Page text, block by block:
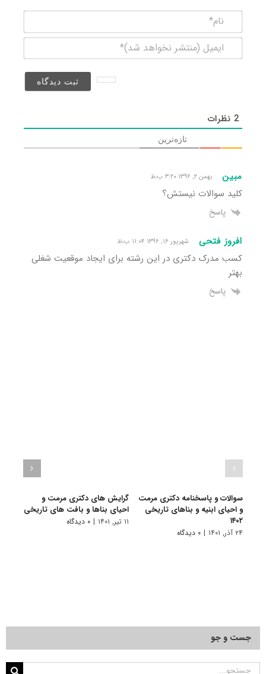
(منتشر
2نظرات
تازه‌ترین
مبین بهمن ۲, ۱۳۹۶ ۳:۲۰ ب٫ظ
کلید سوالات نیستش؟
پاسخ
افروز فتحی شهریور ۱۶, ۱۳۹۶ ۱۱:۰۴ ب٫ظ
کسب مدرک دکتری در این رشته برای ایجاد موقعیت شغلی
بهتر
پاسخ
سوالات و پاسخنامه دکتری مرمت
و احیای ابنیه و بناهای تاریخی
۱۴۰۲
۲۴ آذر, ۱۴۰۱ | ۰ دیدگاه
گرایش های دکتری ﻣﺮﻣﺖ و
احیای بناها و بافت های تاریخی
۱۱ تیر, ۱۴۰۱ | ۰ دیدگاه
جست و جو
جستجو